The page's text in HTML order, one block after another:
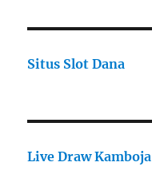
Situs Slot Dana
Live Draw Kamboja